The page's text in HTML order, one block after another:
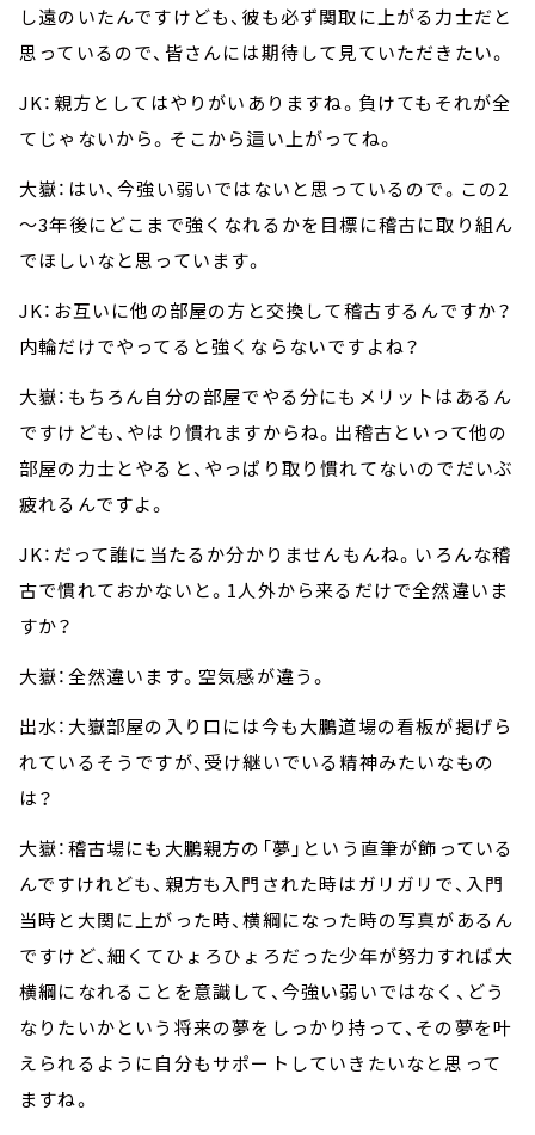
し遠のいたんですけども、彼も必ず関取に上がる力士だと
思っているので、皆さんには期待して見ていただきたい。
JK：親方としてはやりがいありますね。負けてもそれが全
てじゃないから。そこから這い上がってね。
大嶽：はい、今強い弱いではないと思っているので。この2
～3年後にどこまで強くなれるかを目標に稽古に取り組ん
でほしいなと思っています。
JK：お互いに他の部屋の方と交換して稽古するんですか？
内輪だけでやってると強くならないですよね？
大嶽：もちろん自分の部屋でやる分にもメリットはあるん
ですけども、やはり慣れますからね。出稽古といって他の
部屋の力士とやると、やっぱり取り慣れてないのでだいぶ
疲れるんですよ。
JK：だって誰に当たるか分かりませんもんね。いろんな稽
古で慣れておかないと。1人外から来るだけで全然違いま
すか？
大嶽：全然違います。空気感が違う。
出水：大嶽部屋の入り口には今も大鵬道場の看板が掲げら
れているそうですが、受け継いでいる精神みたいなもの
は？
大嶽：稽古場にも大鵬親方の「夢」という直筆が飾っている
んですけれども、親方も入門された時はガリガリで、入門
当時と大関に上がった時、横綱になった時の写真があるん
ですけど、細くてひょろひょろだった少年が努力すれば大
横綱になれることを意識して、今強い弱いではなく、どう
なりたいかという将来の夢をしっかり持って、その夢を叶
えられるように自分もサポートしていきたいなと思って
ますね。